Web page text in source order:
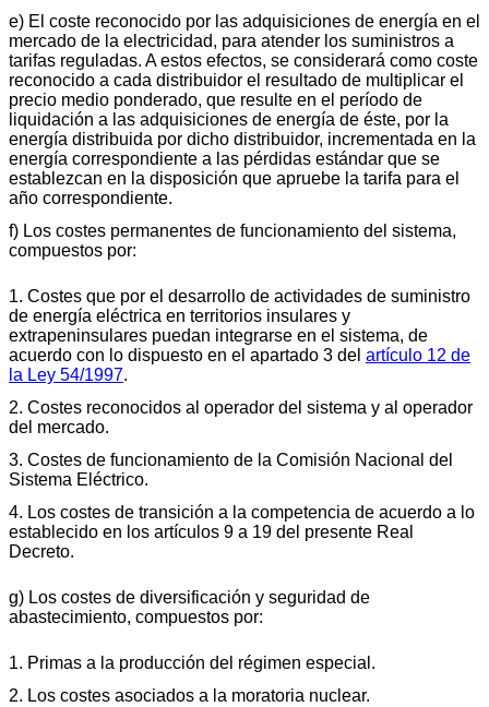
e) El coste reconocido por las adquisiciones de energía en el
mercado de la electricidad, para atender los suministros a
tarifas reguladas. A estos efectos, se considerará como coste
reconocido a cada distribuidor el resultado de multiplicar el
precio medio ponderado, que resulte en el período de
liquidación a las adquisiciones de energía de éste, por la
energía distribuida por dicho distribuidor, incrementada en la
energía correspondiente a las pérdidas estándar que se
establezcan en la disposición que apruebe la tarifa para el
año correspondiente.
f) Los costes permanentes de funcionamiento del sistema,
compuestos por:
1. Costes que por el desarrollo de actividades de suministro
de energía eléctrica en territorios insulares y
extrapeninsulares puedan integrarse en el sistema, de
acuerdo con lo dispuesto en el apartado 3 del artículo 12 de
la Ley 54/1997.
2. Costes reconocidos al operador del sistema y al operador
del mercado.
3. Costes de funcionamiento de la Comisión Nacional del
Sistema Eléctrico.
4. Los costes de transición a la competencia de acuerdo a lo
establecido en los artículos 9 a 19 del presente Real
Decreto.
g) Los costes de diversificación y seguridad de
abastecimiento, compuestos por:
1. Primas a la producción del régimen especial.
2. Los costes asociados a la moratoria nuclear.